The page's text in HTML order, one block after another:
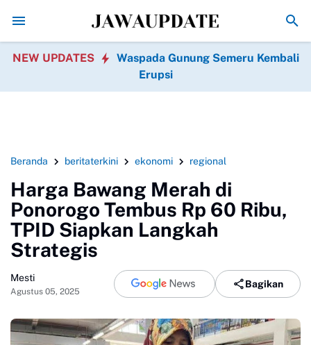
Promo Hari jadi Ponorogo ke-530, Puluhan
NEW UPDATES
Waspada Gunung Semeru Kembali
Erupsi
Beranda beritaterkini ekonomi regional
Harga Bawang Merah di
Ponorogo Tembus Rp 60 Ribu,
TPID Siapkan Langkah
Strategis
Mesti
Agustus 05, 2025
Bagikan